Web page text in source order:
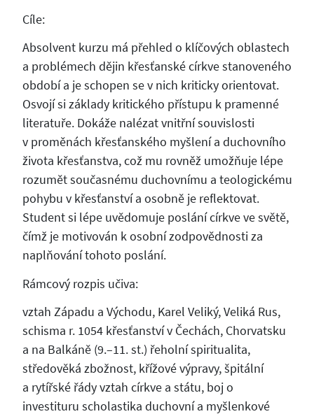
Cíle:
Absolvent kurzu má přehled o klíčových oblastech
a problémech dějin křesťanské církve stanoveného
období a je schopen se v nich kriticky orientovat.
Osvojí si základy kritického přístupu k pramenné
literatuře. Dokáže nalézat vnitřní souvislosti
v proměnách křesťanského myšlení a duchovního
života křesťanstva, což mu rovněž umožňuje lépe
rozumět současnému duchovnímu a teologickému
pohybu v křesťanství a osobně je reflektovat.
Student si lépe uvědomuje poslání církve ve světě,
čímž je motivován k osobní zodpovědnosti za
naplňování tohoto poslání.
Rámcový rozpis učiva:
vztah Západu a Východu, Karel Veliký, Veliká Rus,
schisma r. 1054 křesťanství v Čechách, Chorvatsku
a na Balkáně (9.–11. st.) řeholní spiritualita,
středověká zbožnost, křížové výpravy, špitální
a rytířské řády vztah církve a státu, boj o
investituru scholastika duchovní a myšlenkové